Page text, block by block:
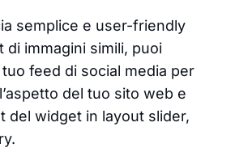
semplice e user-friendly
di immagini simili, puoi
feed di social media per
del tuo sito web e
del widget in layout slider,